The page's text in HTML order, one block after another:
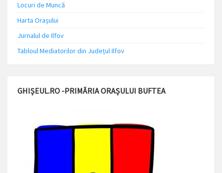
Locuri de Muncă
Harta Orașului
Jurnalul de Ilfov
Tabloul Mediatorilor din Județul Ilfov
GHIȘEUL.RO -PRIMĂRIA ORAȘULUI BUFTEA